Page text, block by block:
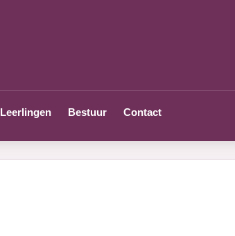
Leerlingen Bestuur Contact